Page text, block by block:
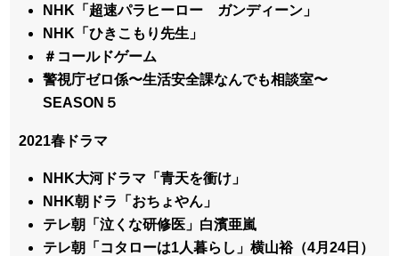
NHK「超速パラヒーロー ガンディーン」
NHK「ひきこもり先生」
＃コールドゲーム
警視庁ゼロ係〜生活安全課なんでも相談室〜
SEASON５
2021春ドラマ
NHK大河ドラマ「青天を衝け」
NHK朝ドラ「おちょやん」
テレ朝「泣くな研修医」白濱亜嵐
テレ朝「コタローは1人暮らし」横山裕（4月24日）